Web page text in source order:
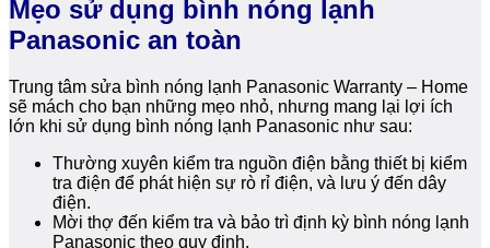
Mẹo sử dụng bình nóng lạnh
Panasonic an toàn
Trung tâm sửa bình nóng lạnh Panasonic Warranty – Home
sẽ mách cho bạn những mẹo nhỏ, nhưng mang lại lợi ích
lớn khi sử dụng bình nóng lạnh Panasonic như sau:
Thường xuyên kiểm tra nguồn điện bằng thiết bị kiểm
tra điện để phát hiện sự rò rỉ điện, và lưu ý đến dây
điện.
Mời thợ đến kiểm tra và bảo trì định kỳ bình nóng lạnh
Panasonic theo quy định.